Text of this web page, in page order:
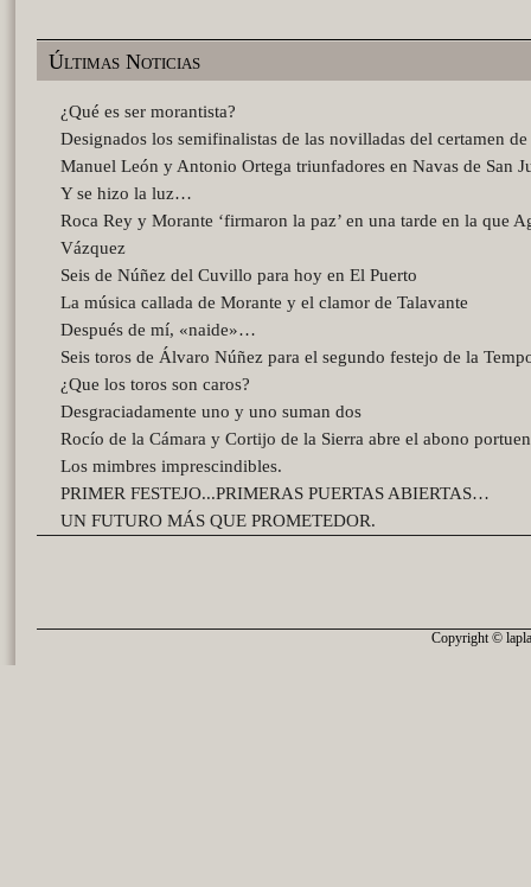
Últimas Noticias
¿Qué es ser morantista?
Designados los semifinalistas de las novilladas del certamen
Manuel León y Antonio Ortega triunfadores en Navas de San
Y se hizo la luz…
Roca Rey y Morante ‘firmaron la paz’ en una tarde en la que
Vázquez
Seis de Núñez del Cuvillo para hoy en El Puerto
La música callada de Morante y el clamor de Talavante
Después de mí, «naide»…
Seis toros de Álvaro Núñez para el segundo festejo de la
¿Que los toros son caros?
Desgraciadamente uno y uno suman dos
Rocío de la Cámara y Cortijo de la Sierra abre el abono
Los mimbres imprescindibles.
PRIMER FESTEJO...PRIMERAS PUERTAS ABIERTAS…
UN FUTURO MÁS QUE PROMETEDOR.
Copyright ©